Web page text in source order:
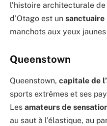
l’histoire architecturale
d’Otago est un sanctuaire
manchots aux yeux
Queenstown
Queenstown, capitale de
sports extrêmes et ses
Les amateurs de
au saut à l’élastique, au